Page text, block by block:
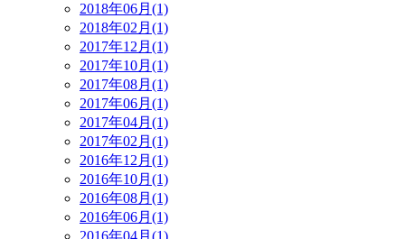
2018年06月(1)
2018年02月(1)
2017年12月(1)
2017年10月(1)
2017年08月(1)
2017年06月(1)
2017年04月(1)
2017年02月(1)
2016年12月(1)
2016年10月(1)
2016年08月(1)
2016年06月(1)
2016年04月(1)